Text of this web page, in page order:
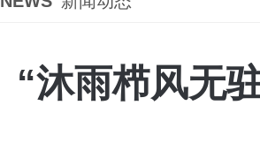
“沐雨栉风无